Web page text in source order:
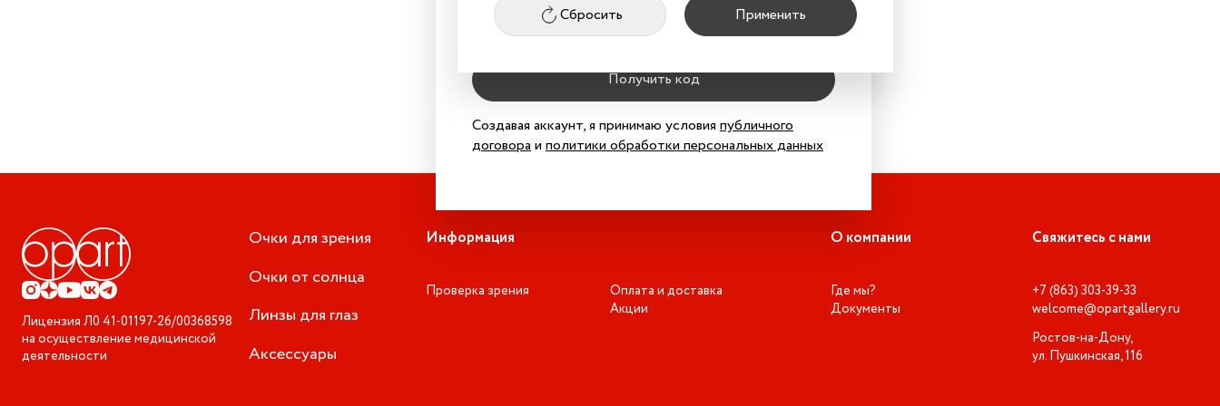
Получить код
Создавая аккаунт, я принимаю условия публичного
договораи политики обработки персональных данных
Сбросить Применить
Товары не найдены
Лицензия Л0 41-01197-26/00368598
на осуществление медицинской
деятельности
Очки для зрения
Очки от солнца
Линзы для глаз
Аксессуары
Информация
Проверка зрения
Оплата и доставка
Акции
О компании
Где мы?
Документы
Свяжитесь с нами
+7 (863) 303-39-33
welcome@opartgallery.ru
Ростов-на-Дону,
ул. Пушкинская, 116